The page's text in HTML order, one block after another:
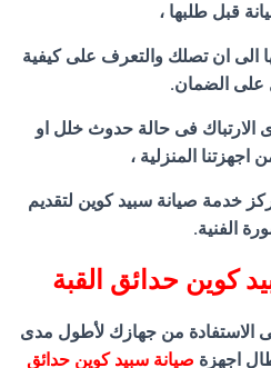
قبل طلبها ،
الى ان تصلك والتعرف على كيفية
على الضمان.
الارتباك فى حالة حدوث خلل او
المنزلية ،
خدمة صيانة سبيد كوين لتقديم
الفنية.
كوين حدائق القبة
الاستفادة من جهازك لأطول مدى
اجهزة صيانة سبيد كوين حدائق